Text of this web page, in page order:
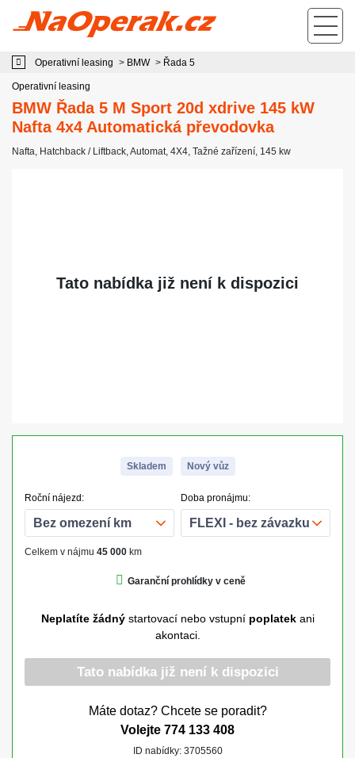
Operativní leasing BMW Řada 5 M Sport 20d xdrive 145 kW Nafta 4x4
Automatická převodovka
Operativní leasing > BMW > Řada 5
Operativní leasing
BMW Řada 5 M Sport 20d xdrive 145 kW
Nafta 4x4 Automatická převodovka
Nafta, Hatchback / Liftback,Automat, 4X4, Tažné zařízení, 145 kw
Skladem Nový vůz
Roční nájezd:
Celkem v nájmu 45 000 km
Doba pronájmu:
Garanční prohlídky v ceně
Neplatíte žádnýstartovací nebo vstupní poplatekani
akontaci.
Tato nabídka již není k dispozici
Máte dotaz? Chcete se poradit?
Volejte 774 133 408
ID nabídky: 3705560